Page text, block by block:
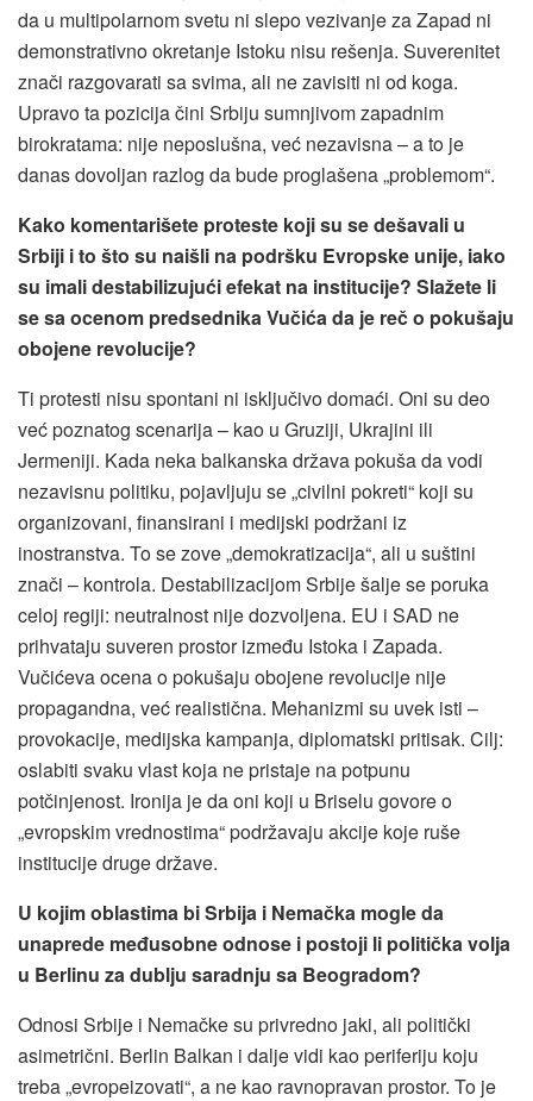
da u multipolarnom svetu ni slepo vezivanje za Zapad ni
demonstrativno okretanje Istoku nisu rešenja. Suverenitet
znači razgovarati sa svima, ali ne zavisiti ni od koga.
Upravo ta pozicija čini Srbiju sumnjivom zapadnim
birokratama: nije neposlušna, već nezavisna – a to je
danas dovoljan razlog da bude proglašena „problemom“.
Kako komentarišete proteste koji su se dešavali u
Srbiji i to što su naišli na podršku Evropske unije, iako
su imali destabilizujući efekat na institucije? Slažete li
se sa ocenom predsednika Vučića da je reč o pokušaju
obojene revolucije?
Ti protesti nisu spontani ni isključivo domaći. Oni su deo
već poznatog scenarija – kao u Gruziji, Ukrajini ili
Jermeniji. Kada neka balkanska država pokuša da vodi
nezavisnu politiku, pojavljuju se „civilni pokreti“ koji su
organizovani, finansirani i medijski podržani iz
inostranstva. To se zove „demokratizacija“, ali u suštini
znači – kontrola. Destabilizacijom Srbije šalje se poruka
celoj regiji: neutralnost nije dozvoljena. EU i SAD ne
prihvataju suveren prostor između Istoka i Zapada.
Vučićeva ocena o pokušaju obojene revolucije nije
propagandna, već realistična. Mehanizmi su uvek isti –
provokacije, medijska kampanja, diplomatski pritisak. Cilj:
oslabiti svaku vlast koja ne pristaje na potpunu
potčinjenost. Ironija je da oni koji u Briselu govore o
„evropskim vrednostima“ podržavaju akcije koje ruše
institucije druge države.
U kojim oblastima bi Srbija i Nemačka mogle da
unaprede međusobne odnose i postoji li politička volja
u Berlinu za dublju saradnju sa Beogradom?
Odnosi Srbije i Nemačke su privredno jaki, ali politički
asimetrični. Berlin Balkan i dalje vidi kao periferiju koju
treba „evropeizovati“, a ne kao ravnopravan prostor. To je